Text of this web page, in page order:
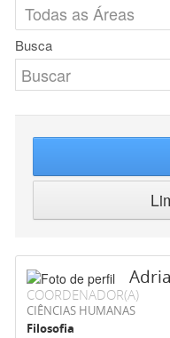
Busca
COORDENADOR(A)
CIÊNCIAS HUMANAS
Filosofia